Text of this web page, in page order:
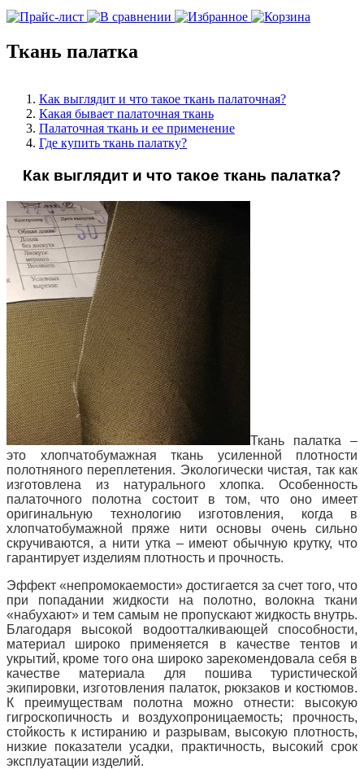
Ткань палатка
Как выглядит и что такое ткань палаточная?
Какая бывает палаточная ткань
Палаточная ткань и ее применение
Где купить ткань палатку?
Как выглядит и что такое ткань палатка?
Ткань палатка –
это хлопчатобумажная ткань усиленной плотности
полотняного переплетения. Экологически чистая, так как
изготовлена из натурального хлопка. Особенность
палаточного полотна состоит в том, что оно имеет
оригинальную технологию изготовления, когда в
хлопчатобумажной пряже нити основы очень сильно
скручиваются, а нити утка – имеют обычную крутку, что
гарантирует изделиям плотность и прочность.
Эффект «непромокаемости» достигается за счет того, что
при попадании жидкости на полотно, волокна ткани
«набухают» и тем самым не пропускают жидкость внутрь.
Благодаря высокой водоотталкивающей способности,
материал широко применяется в качестве тентов и
укрытий, кроме того она широко зарекомендовала себя в
качестве материала для пошива туристической
экипировки, изготовления палаток, рюкзаков и костюмов.
К преимуществам полотна можно отнести: высокую
гигроскопичность и воздухопроницаемость; прочность,
стойкость к истиранию и разрывам, высокую плотность,
низкие показатели усадки, практичность, высокий срок
эксплуатации изделий.